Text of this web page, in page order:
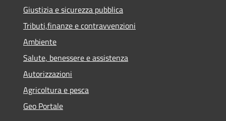
Giustizia e sicurezza pubblica
Tributi,finanze e contravvenzioni
Ambiente
Salute, benessere e assistenza
Autorizzazioni
Agricoltura e pesca
Geo Portale